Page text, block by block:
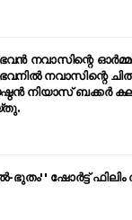
നവാസിന്റെ
നവാസിന്റെ
നിയാസ് ബക്കർ
ഷോർട്ട് ഫിലിം